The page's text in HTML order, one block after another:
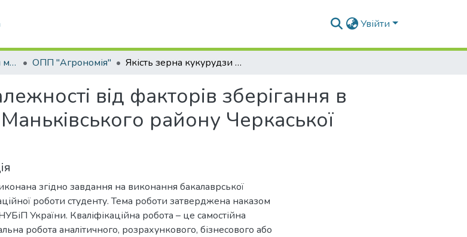
Увійти
Кваліфікаційні роботи магістрів ОПП "Агрономія" Якість зерна кукурудзи в залежності від факторів зберігання в умовах ТОВ Дзензелівське Маньківського району Черкаської області
від факторів зберігання в
району Черкаської
згідно завдання на виконання бакалаврської
роботи студенту. Тема роботи затверджена наказом
України. Кваліфікаційна робота – це самостійна
робота аналітичного, розрахункового, бізнесового або